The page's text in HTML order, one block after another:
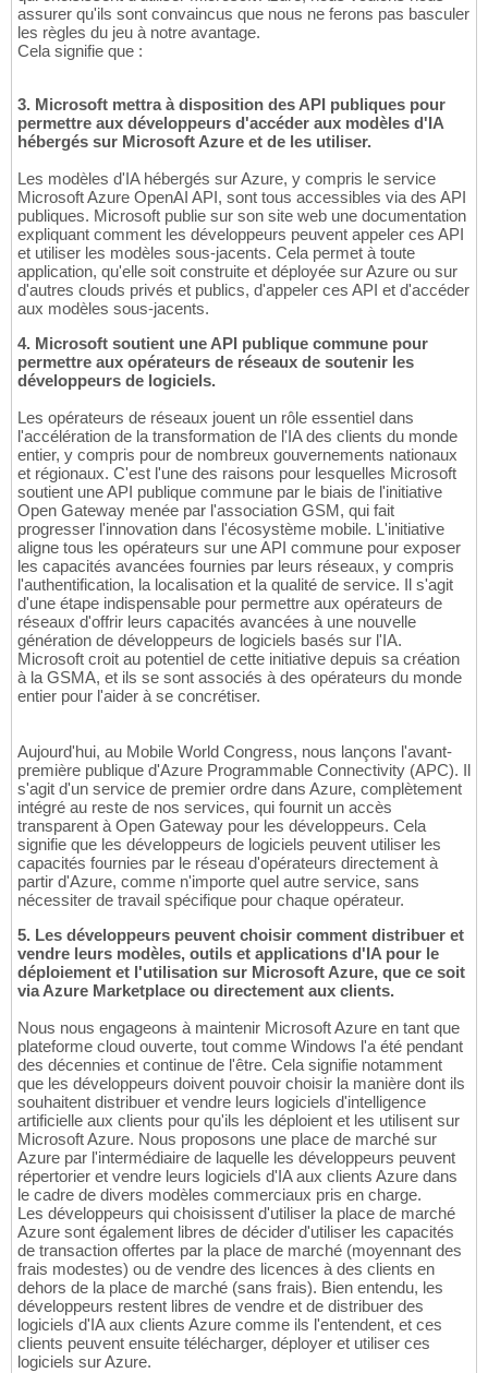
assurer qu'ils sont convaincus que nous ne ferons pas basculer
les règles du jeu à notre avantage.
Cela signifie que :
3. Microsoft mettra à disposition des API publiques pour
permettre aux développeurs d'accéder aux modèles d'IA
hébergés sur Microsoft Azure et de les utiliser.
Les modèles d'IA hébergés sur Azure, y compris le service
Microsoft Azure OpenAI API, sont tous accessibles via des API
publiques. Microsoft publie sur son site web une documentation
expliquant comment les développeurs peuvent appeler ces API
et utiliser les modèles sous-jacents. Cela permet à toute
application, qu'elle soit construite et déployée sur Azure ou sur
d'autres clouds privés et publics, d'appeler ces API et d'accéder
aux modèles sous-jacents.
4. Microsoft soutient une API publique commune pour
permettre aux opérateurs de réseaux de soutenir les
développeurs de logiciels.
Les opérateurs de réseaux jouent un rôle essentiel dans
l'accélération de la transformation de l'IA des clients du monde
entier, y compris pour de nombreux gouvernements nationaux
et régionaux. C'est l'une des raisons pour lesquelles Microsoft
soutient une API publique commune par le biais de l'initiative
Open Gateway menée par l'association GSM, qui fait
progresser l'innovation dans l'écosystème mobile. L'initiative
aligne tous les opérateurs sur une API commune pour exposer
les capacités avancées fournies par leurs réseaux, y compris
l'authentification, la localisation et la qualité de service. Il s'agit
d'une étape indispensable pour permettre aux opérateurs de
réseaux d'offrir leurs capacités avancées à une nouvelle
génération de développeurs de logiciels basés sur l'IA.
Microsoft croit au potentiel de cette initiative depuis sa création
à la GSMA, et ils se sont associés à des opérateurs du monde
entier pour l'aider à se concrétiser.
Aujourd'hui, au Mobile World Congress, nous lançons l'avant-
première publique d'Azure Programmable Connectivity (APC). Il
s'agit d'un service de premier ordre dans Azure, complètement
intégré au reste de nos services, qui fournit un accès
transparent à Open Gateway pour les développeurs. Cela
signifie que les développeurs de logiciels peuvent utiliser les
capacités fournies par le réseau d'opérateurs directement à
partir d'Azure, comme n'importe quel autre service, sans
nécessiter de travail spécifique pour chaque opérateur.
5. Les développeurs peuvent choisir comment distribuer et
vendre leurs modèles, outils et applications d'IA pour le
déploiement et l'utilisation sur Microsoft Azure, que ce soit
via Azure Marketplace ou directement aux clients.
Nous nous engageons à maintenir Microsoft Azure en tant que
plateforme cloud ouverte, tout comme Windows l'a été pendant
des décennies et continue de l'être. Cela signifie notamment
que les développeurs doivent pouvoir choisir la manière dont ils
souhaitent distribuer et vendre leurs logiciels d'intelligence
artificielle aux clients pour qu'ils les déploient et les utilisent sur
Microsoft Azure. Nous proposons une place de marché sur
Azure par l'intermédiaire de laquelle les développeurs peuvent
répertorier et vendre leurs logiciels d'IA aux clients Azure dans
le cadre de divers modèles commerciaux pris en charge.
Les développeurs qui choisissent d'utiliser la place de marché
Azure sont également libres de décider d'utiliser les capacités
de transaction offertes par la place de marché (moyennant des
frais modestes) ou de vendre des licences à des clients en
dehors de la place de marché (sans frais). Bien entendu, les
développeurs restent libres de vendre et de distribuer des
logiciels d'IA aux clients Azure comme ils l'entendent, et ces
clients peuvent ensuite télécharger, déployer et utiliser ces
logiciels sur Azure.